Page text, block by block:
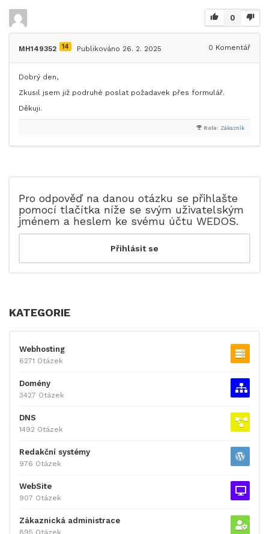
0
MH149352 14 Publikováno 26. 2. 2025 0 Komentář
Dobrý den,
Zkusil jsem již podruhé poslat požadavek přes formulář.
Děkuji.
Role: Zákazník
Pro odpověď na danou otázku se přihlašte
pomocí tlačítka níže se svým uživatelským
jménem a heslem ke svému účtu WEDOS.
KATEGORIE
Webhosting
6271 Otázek
Domény
3427 Otázek
DNS
1492 Otázek
Redakční systémy
976 Otázek
WebSite
907 Otázek
Zákaznická administrace
895 Otázek